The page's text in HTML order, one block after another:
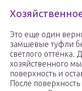
Это еще один
замшевые туфли
светлого оттенка.
хозяйственного
поверхность и
После